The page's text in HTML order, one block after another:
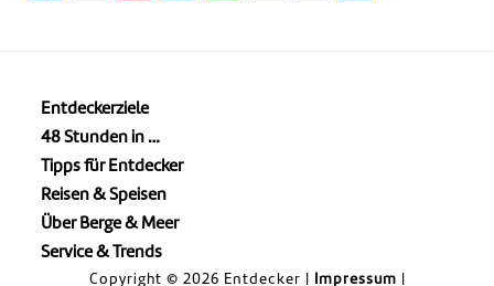
Entdeckerziele
48 Stunden in …
Tipps für Entdecker
Reisen & Speisen
Über Berge & Meer
Service & Trends
Copyright © 2026 Entdecker | Impressum